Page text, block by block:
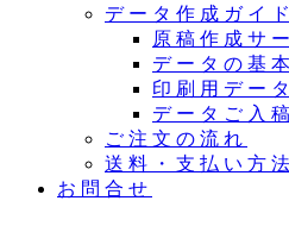
データ作成ガイド
原稿作成サ
データの基本
印刷用デー
データご入
ご注文の流れ
送料・支払い方法
お問合せ